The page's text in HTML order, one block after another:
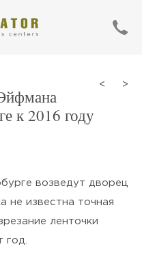
< >
к 2016 году
возведут дворец
не известна точная
ленточки
год.